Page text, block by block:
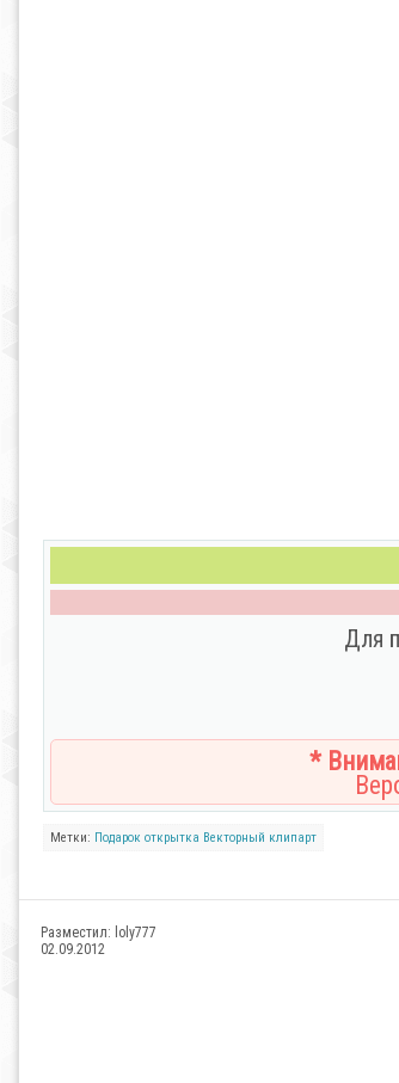
Для
*
Метки: Подарок открытка Векторный клипарт
Разместил: loly777
02.09.2012